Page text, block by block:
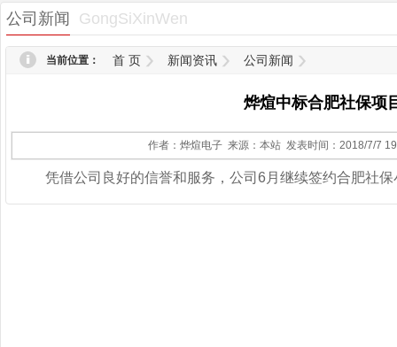
公司新闻 GongSiXinWen
当前位置： 首 页 新闻资讯 公司新闻
烨煊中标合肥社保项
作者：烨煊电子 来源：本站 发表时间：2018/7/7
凭借公司良好的信誉和服务，公司6月继续签约合肥社保